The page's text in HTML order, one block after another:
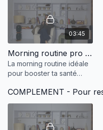
03:45
Morning routine pro santé intestinale
La morning routine idéale
pour booster ta santé
COMPLEMENT - Pour